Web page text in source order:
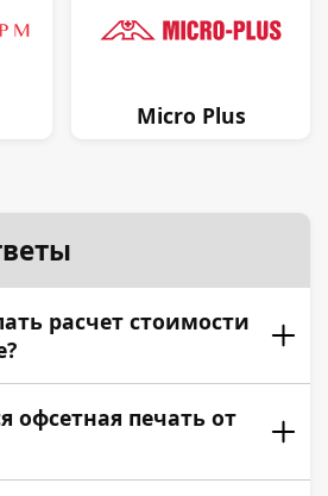
Micro Plus
расчет стоимости
онлайн-калькулятор для
а для сложных
на связи менеджер.
офсетная печать от